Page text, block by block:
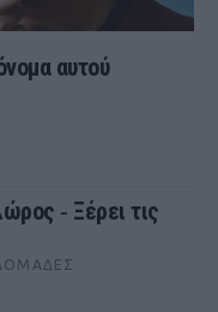
αυτού
‑ Ξέρει τις